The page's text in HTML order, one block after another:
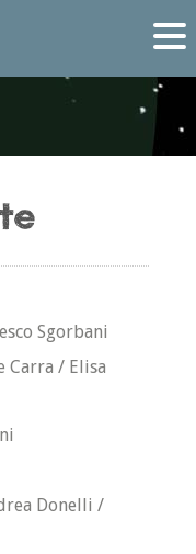
Sgorbani
Carra / Elisa
Donelli /